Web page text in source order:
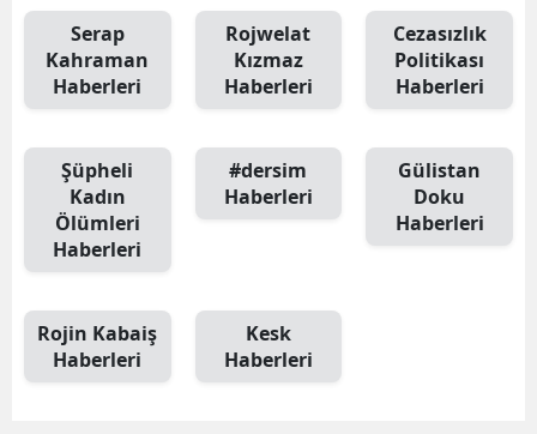
Serap
Kahraman
Haberleri
Rojwelat
Kızmaz
Haberleri
Cezasızlık
Politikası
Haberleri
Şüpheli
Kadın
Ölümleri
Haberleri
#dersim
Haberleri
Gülistan
Doku
Haberleri
Rojin Kabaiş
Haberleri
Kesk
Haberleri